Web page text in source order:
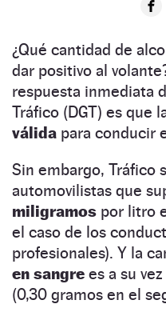
¿Qué cantidad de
dar positivo al
respuesta inmediata
Tráfico (DGT) es que
válida para conducir
Sin embargo, Tráfico
automovilistas que
miligramos por litro
el caso de los
profesionales). Y la
en sangre es a su
(0,30 gramos en el